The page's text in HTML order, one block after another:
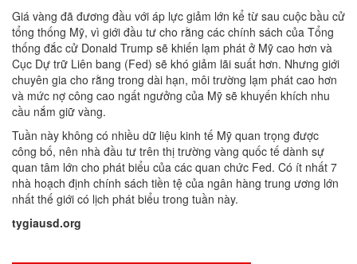
Giá vàng đã đương đầu với áp lực giảm lớn kể từ sau cuộc bầu cử
tổng thống Mỹ, vì giới đầu tư cho rằng các chính sách của Tổng
thống đắc cử Donald Trump sẽ khiến lạm phát ở Mỹ cao hơn và
Cục Dự trữ Liên bang (Fed) sẽ khó giảm lãi suất hơn. Nhưng giới
chuyên gia cho rằng trong dài hạn, môi trường lạm phát cao hơn
và mức nợ công cao ngất ngưởng của Mỹ sẽ khuyến khích nhu
cầu nắm giữ vàng.
Tuần này không có nhiều dữ liệu kinh tế Mỹ quan trọng được
công bố, nên nhà đầu tư trên thị trường vàng quốc tế dành sự
quan tâm lớn cho phát biểu của các quan chức Fed. Có ít nhất 7
nhà hoạch định chính sách tiền tệ của ngân hàng trung ương lớn
nhất thế giới có lịch phát biểu trong tuần này.
tygiausd.org